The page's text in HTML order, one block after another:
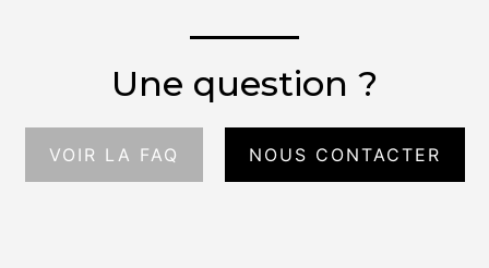
Une question ?
VOIR LA FAQ NOUS CONTACTER